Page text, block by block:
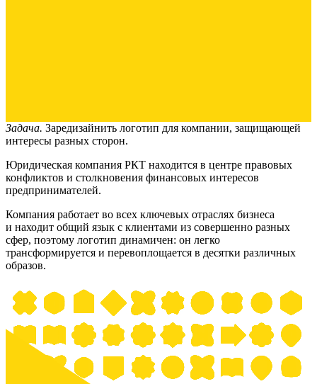
Задача. Заредизайнить логотип для компании, защищающей
интересы разных сторон.
Юридическая компания РКТ находится в центре правовых
конфликтов и столкновения финансовых интересов
предпринимателей.
Компания работает во всех ключевых отраслях бизнеса
и находит общий язык с клиентами из совершенно разных
сфер, поэтому логотип динамичен: он легко
трансформируется и перевоплощается в десятки различных
образов.